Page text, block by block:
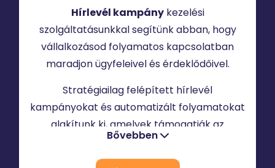
Hírlevél kampánykezelési
szolgáltatásunkkal segítünk abban, hogy
vállalkozásod folyamatos kapcsolatban
maradjon ügyfeleivel és érdeklődőivel.
Stratégiailag felépített hírlevél
kampányokat és automatizált folyamatokat
alakítunk ki, amelyek támogatják az
értékesítést, növelik az ügyfélmegtartást és
hatékonyabbá teszik a kommunikációt.
Bővebben